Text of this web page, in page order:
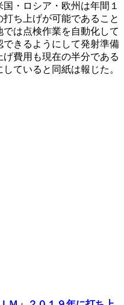
・ロシア・欧州は年間１
ち上げが可能であること
は点検作業を自動化して
できるようにして発射準備
費用も現在の半分である
ていると同紙は報じた。